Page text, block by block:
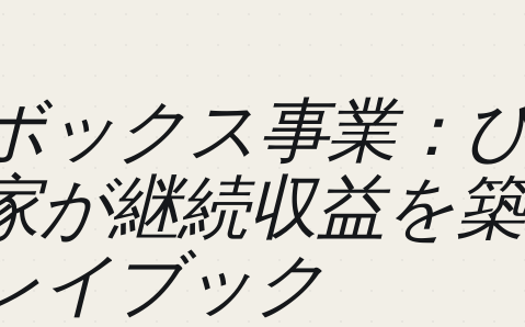
ックス事業：
が継続収益を築
イブック